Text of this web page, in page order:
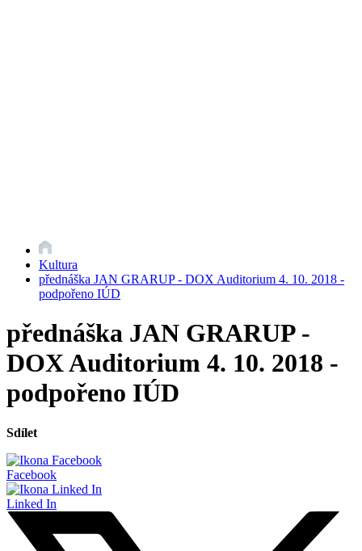
Kultura
přednáška JAN GRARUP - DOX Auditorium 4. 10. 2018 -
podpořeno IÚD
přednáška JAN GRARUP -
DOX Auditorium 4. 10. 2018 -
podpořeno IÚD
Sdílet
Facebook
Linked In